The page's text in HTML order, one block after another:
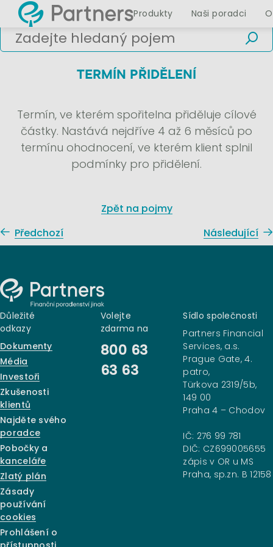
Produkty Naši poradci
TERMÍN PŘIDĚLENÍ
Termín, ve kterém spořitelna přiděluje cílové
částky. Nastává nejdříve 4 až 6 měsíců po
termínu ohodnocení, ve kterém klient splnil
podmínky pro přidělení.
Zpět na pojmy
Předchozí
Následující
Důležité
odkazy
Dokumenty
Média
Investoři
Zkušenosti
klientů
Najděte svého
poradce
Pobočky a
kanceláře
Zlatý plán
Zásady
používání
cookies
Prohlášení o
Volejte
zdarma na
800 63
63 63
Sídlo společnosti
Partners Financial
Services, a.s.
Prague Gate, 4.
patro,
Türkova 2319/5b,
149 00
Praha 4 – Chodov
IČ: 276 99 781
DIČ: CZ699005655
zápis v OR u MS
Praha, sp.zn. B 12158